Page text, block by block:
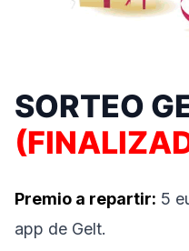
SORTEO
Premio a repartir: 5
app de Gelt.